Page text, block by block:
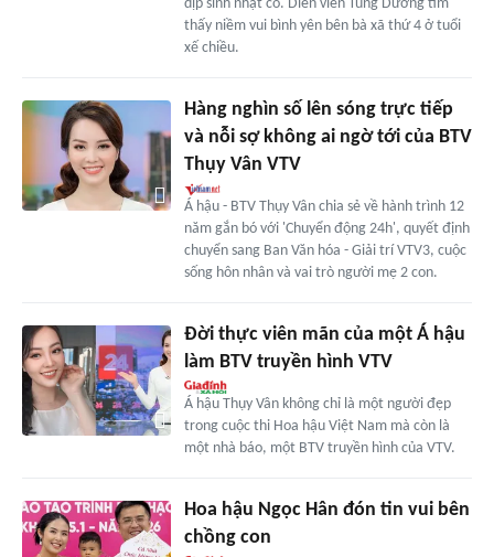
dịp sinh nhật cô. Diễn viên Tùng Dương tìm
thấy niềm vui bình yên bên bà xã thứ 4 ở tuổi
xế chiều.
Hàng nghìn số lên sóng trực tiếp
và nỗi sợ không ai ngờ tới của BTV
Thụy Vân VTV
Á hậu - BTV Thụy Vân chia sẻ về hành trình 12
năm gắn bó với 'Chuyển động 24h', quyết định
chuyển sang Ban Văn hóa - Giải trí VTV3, cuộc
sống hôn nhân và vai trò người mẹ 2 con.
Đời thực viên mãn của một Á hậu
làm BTV truyền hình VTV
Á hậu Thụy Vân không chỉ là một người đẹp
trong cuộc thi Hoa hậu Việt Nam mà còn là
một nhà báo, một BTV truyền hình của VTV.
Hoa hậu Ngọc Hân đón tin vui bên
chồng con